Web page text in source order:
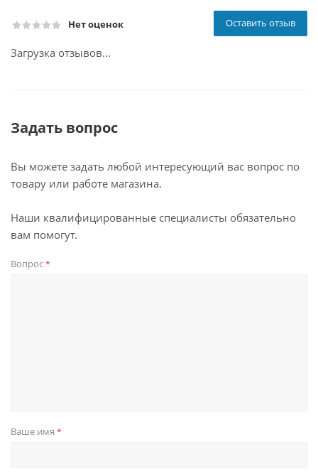
Нет оценок Оставить отзыв
Загрузка отзывов...
Задать вопрос
Вы можете задать любой интересующий вас вопрос по
товару или работе магазина.
Наши квалифицированные специалисты обязательно
вам помогут.
Вопрос*
Ваше имя *